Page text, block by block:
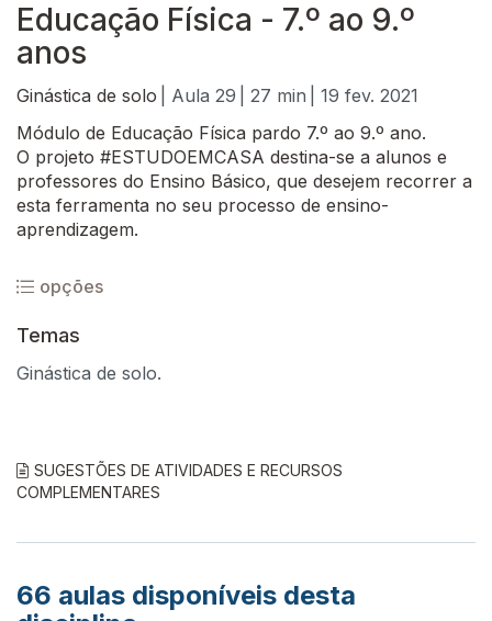
Educação Física - 7.º ao 9.º
anos
Ginástica de solo | Aula 29 | 27 min
| 19 fev. 2021
Módulo de Educação Física pardo 7.º ao 9.º ano.
O projeto #ESTUDOEMCASA destina-se a alunos e
professores do Ensino Básico, que desejem recorrer a
esta ferramenta no seu processo de ensino-
aprendizagem.
opções
Temas
Ginástica de solo.
SUGESTÕES DE ATIVIDADES E RECURSOS
COMPLEMENTARES
66 aulas disponíveis desta